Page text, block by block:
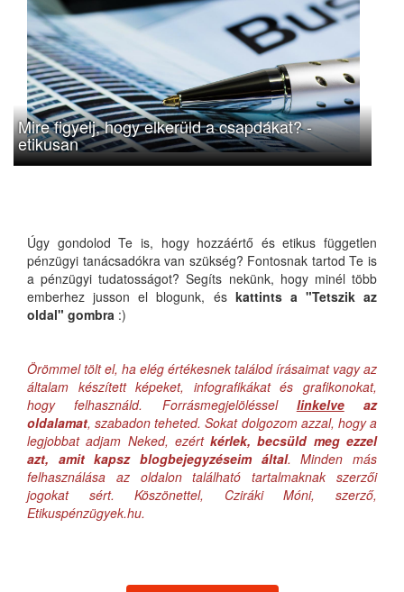
Mire figyelj, hogy elkerüld a csapdákat? -
etikusan
Úgy gondolod Te is, hogy hozzáértő és etikus független
pénzügyi tanácsadókra van szükség? Fontosnak tartod Te is
a pénzügyi tudatosságot? Segíts nekünk, hogy minél több
emberhez jusson el blogunk, és kattints a "Tetszik az
oldal" gombra :)
Örömmel tölt el, ha elég értékesnek találod írásaimat vagy az
általam készített képeket, infografikákat és grafikonokat,
hogy felhasználd. Forrásmegjelöléssel linkelveaz
oldalamat, szabadon teheted. Sokat dolgozom azzal, hogy a
legjobbat adjam Neked, ezértkérlek, becsüld meg ezzel
azt, amit kapsz blogbejegyzéseim által. Minden más
felhasználása az oldalon található tartalmaknak szerzői
jogokat sért. Köszönettel, Cziráki Móni, szerző,
Etikuspénzügyek.hu.